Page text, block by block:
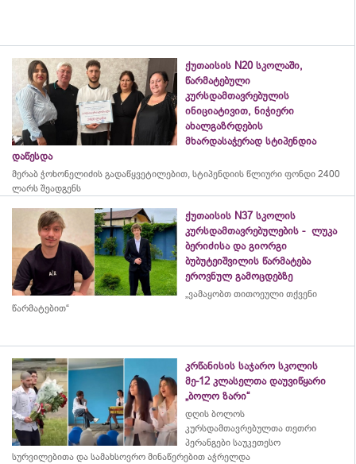
ქუთაისის N20 სკოლაში,
წარმატებული
კურსდამთავრებულის
ინიციატივით, ნიჭიერი
ახალგაზრდების
მხარდასაჭერად სტიპენდია
დაწესდა
მერაბ ჭოხონელიძის გადაწყვეტილებით, სტიპენდიის წლიური ფონდი 2400
ლარს შეადგენს
ქუთაისის N37 სკოლის
კურსდამთავრებულების - ლუკა
ბერიძისა და გიორგი
ბუბუტეიშვილის წარმატება
ეროვნულ გამოცდებზე
„ვამაყობთ თითოეული თქვენი
წარმატებით“
კრწანისის საჯარო სკოლის
მე-12 კლასელთა დაუვიწყარი
„ბოლო ზარი“
დღის ბოლოს
კურსდამთავრებულთა თეთრი
პერანგები საუკეთესო
სურვილებითა და სამახსოვრო მინაწერებით აჭრელდა